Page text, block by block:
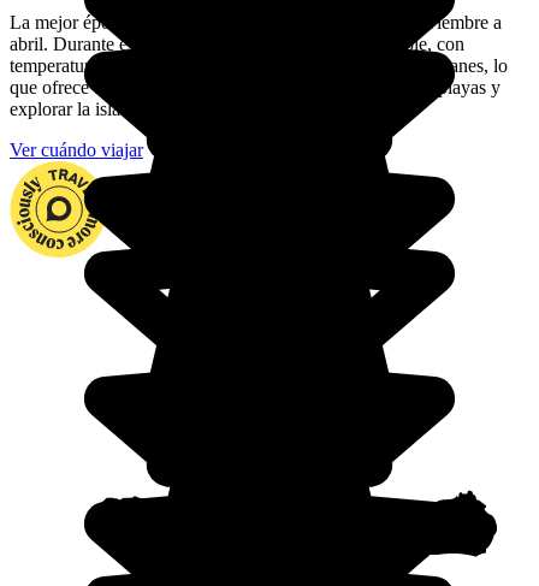
La mejor época para ir de luna de miel a Cuba es de noviembre a
abril. Durante estos meses, el clima es seco y agradable, con
temperaturas moderadas y menos riesgo de lluvias o huracanes, lo
que ofrece unas condiciones ideales para disfrutar de las playas y
explorar la isla.
Ver cuándo viajar